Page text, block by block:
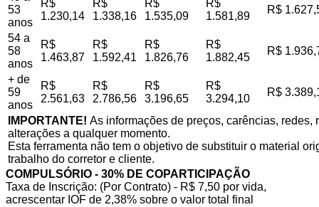
53
anos
R$
1.230,14
R$
1.338,16
R$
1.535,09
R$
1.581,89
R$
54 a
58
anos
R$
1.463,87
R$
1.592,41
R$
1.826,76
R$
1.882,45
R$
+ de
59
anos
R$
2.561,63
R$
2.786,56
R$
3.196,65
R$
3.294,10
R$
IMPORTANTE! As informações de preços, carências,
alterações a qualquer momento.
Esta ferramenta não tem o objetivo de substituir o material
trabalho do corretor e cliente.
COMPULSÓRIO - 30% DE COPARTICIPAÇÃO
Taxa de Inscrição: (Por Contrato) - R$ 7,50 por vida,
acrescentar IOF de 2,38% sobre o valor total final